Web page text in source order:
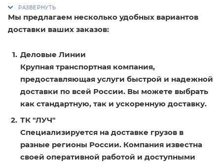
Мы предлагаем несколько удобных вариантов
доставки ваших заказов:
Деловые Линии
Крупная транспортная компания,
предоставляющая услуги быстрой и надежной
доставки по всей России. Вы можете выбрать
как стандартную, так и ускоренную доставку.
ТК "ЛУЧ"
Специализируется на доставке грузов в
разные регионы России. Компания известна
своей оперативной работой и доступными